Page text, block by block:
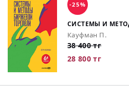
-25%
СИСТЕМЫ И
Кауфман П.
38 400 тг
28 800 тг